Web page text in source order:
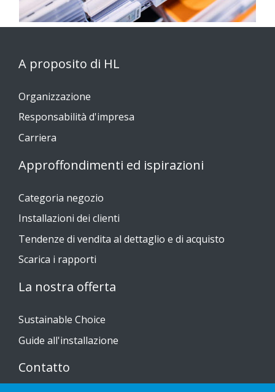
A proposito di HL
Organizzazione
Responsabilità d'impresa
Carriera
Approffondimenti ed ispirazioni
Categoria negozio
Installazioni dei clienti
Tendenze di vendita al dettaglio e di acquisto
Scarica i rapporti
La nostra offerta
Sustainable Choice
Guide all'installazione
Contatto